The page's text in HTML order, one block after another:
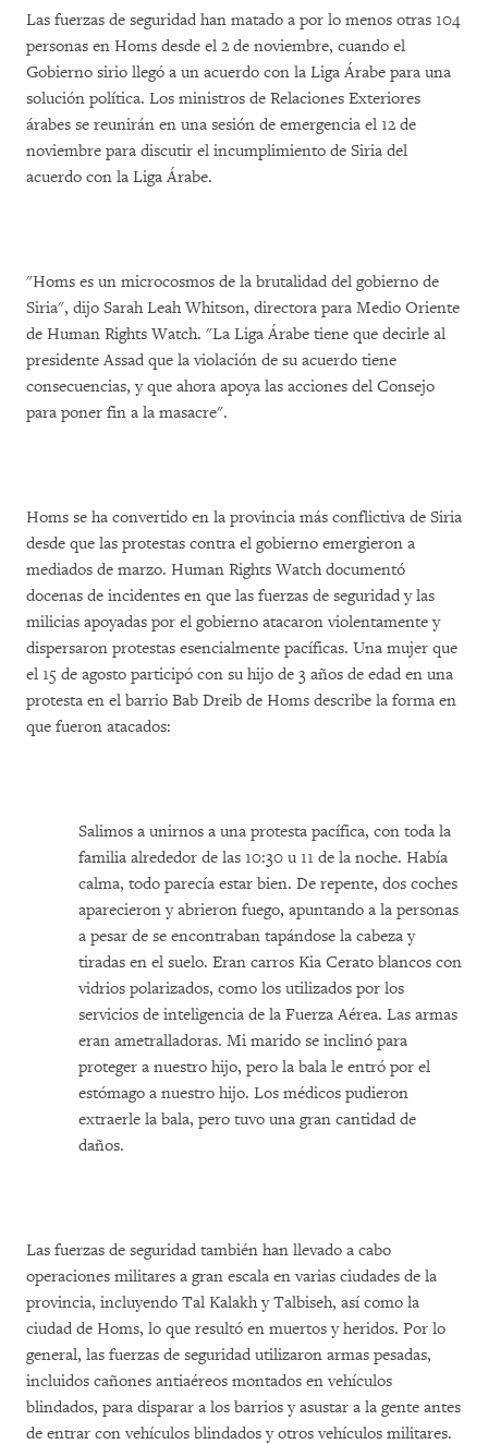
Las fuerzas de seguridad han matado a por lo menos otras 104
personas en Homs desde el 2 de noviembre, cuando el
Gobierno sirio llegó a un acuerdo con la Liga Árabe para una
solución política. Los ministros de Relaciones Exteriores
árabes se reunirán en una sesión de emergencia el 12 de
noviembre para discutir el incumplimiento de Siria del
acuerdo con la Liga Árabe.
"Homs es un microcosmos de la brutalidad del gobierno de
Siria", dijo Sarah Leah Whitson, directora para Medio Oriente
de Human Rights Watch. "La Liga Árabe tiene que decirle al
presidente Assad que la violación de su acuerdo tiene
consecuencias, y que ahora apoya las acciones del Consejo
para poner fin a la masacre".
Homs se ha convertido en la provincia más conflictiva de Siria
desde que las protestas contra el gobierno emergieron a
mediados de marzo. Human Rights Watch documentó
docenas de incidentes en que las fuerzas de seguridad y las
milicias apoyadas por el gobierno atacaron violentamente y
dispersaron protestas esencialmente pacíficas. Una mujer que
el 15 de agosto participó con su hijo de 3 años de edad en una
protesta en el barrio Bab Dreib de Homs describe la forma en
que fueron atacados:
Salimos a unirnos a una protesta pacífica, con toda la
familia alrededor de las 10:30 u 11 de la noche. Había
calma, todo parecía estar bien. De repente, dos coches
aparecieron y abrieron fuego, apuntando a la personas
a pesar de se encontraban tapándose la cabeza y
tiradas en el suelo. Eran carros Kia Cerato blancos con
vidrios polarizados, como los utilizados por los
servicios de inteligencia de la Fuerza Aérea. Las armas
eran ametralladoras. Mi marido se inclinó para
proteger a nuestro hijo, pero la bala le entró por el
estómago a nuestro hijo. Los médicos pudieron
extraerle la bala, pero tuvo una gran cantidad de
daños.
Las fuerzas de seguridad también han llevado a cabo
operaciones militares a gran escala en varias ciudades de la
provincia, incluyendo Tal Kalakh y Talbiseh, así como la
ciudad de Homs, lo que resultó en muertos y heridos. Por lo
general, las fuerzas de seguridad utilizaron armas pesadas,
incluidos cañones antiaéreos montados en vehículos
blindados, para disparar a los barrios y asustar a la gente antes
de entrar con vehículos blindados y otros vehículos militares.